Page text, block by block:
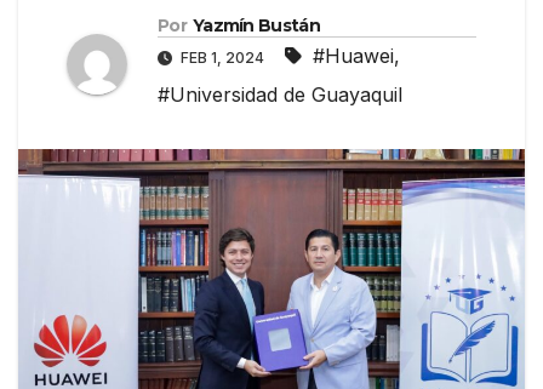
Por Yazmín Bustán
FEB 1, 2024 #Huawei,
#Universidad de Guayaquil